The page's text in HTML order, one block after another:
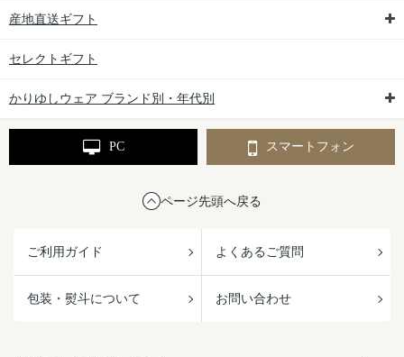
産地直送ギフト
セレクトギフト
かりゆしウェア ブランド別・年代別
PC スマートフォン
ページ先頭へ戻る
ご利用ガイド よくあるご質問
包装・熨斗について お問い合わせ